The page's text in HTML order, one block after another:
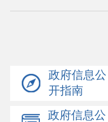
政府信息公
开指南
政府信息公